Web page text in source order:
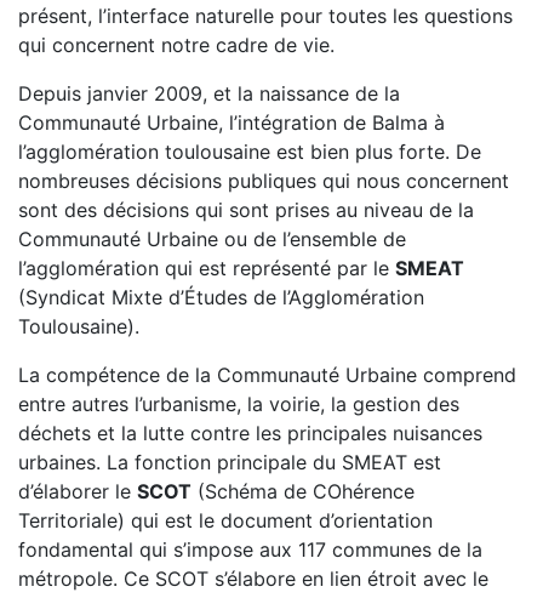
présent, l’interface naturelle pour toutes les questions
qui concernent notre cadre de vie.
Depuis janvier 2009, et la naissance de la
Communauté Urbaine, l’intégration de Balma à
l’agglomération toulousaine est bien plus forte. De
nombreuses décisions publiques qui nous concernent
sont des décisions qui sont prises au niveau de la
Communauté Urbaine ou de l’ensemble de
l’agglomération qui est représenté par le SMEAT
(Syndicat Mixte d’Études de l’Agglomération
Toulousaine).
La compétence de la Communauté Urbaine comprend
entre autres l’urbanisme, la voirie, la gestion des
déchets et la lutte contre les principales nuisances
urbaines. La fonction principale du SMEAT est
d’élaborer le SCOT (Schéma de COhérence
Territoriale) qui est le document d’orientation
fondamental qui s’impose aux 117 communes de la
métropole. Ce SCOT s’élabore en lien étroit avec le